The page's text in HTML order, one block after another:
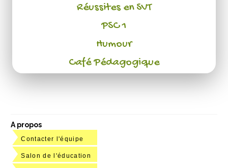
Réussites en SVT
PSC 1
Humour
Café Pédagogique
A propos
Contacter l'équipe
Salon de l'éducation